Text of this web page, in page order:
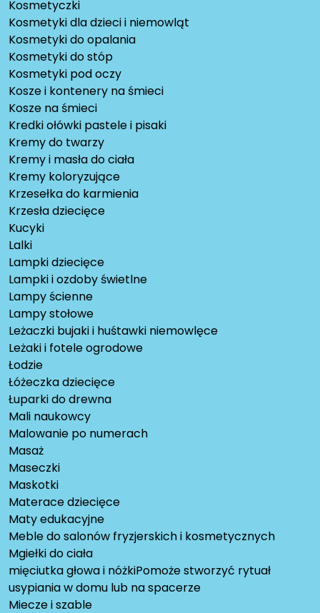
Kosmetyczki
Kosmetyki dla dzieci i niemowląt
Kosmetyki do opalania
Kosmetyki do stóp
Kosmetyki pod oczy
Kosze i kontenery na śmieci
Kosze na śmieci
Kredki ołówki pastele i pisaki
Kremy do twarzy
Kremy i masła do ciała
Kremy koloryzujące
Krzesełka do karmienia
Krzesła dziecięce
Kucyki
Lalki
Lampki dziecięce
Lampki i ozdoby świetlne
Lampy ścienne
Lampy stołowe
Leżaczki bujaki i huśtawki niemowlęce
Leżaki i fotele ogrodowe
Łodzie
Łóżeczka dziecięce
Łuparki do drewna
Mali naukowcy
Malowanie po numerach
Masaż
Maseczki
Maskotki
Materace dziecięce
Maty edukacyjne
Meble do salonów fryzjerskich i kosmetycznych
Mgiełki do ciała
mięciutka głowa i nóżkiPomoże stworzyć rytuał
usypiania w domu lub na spacerze
Miecze i szable